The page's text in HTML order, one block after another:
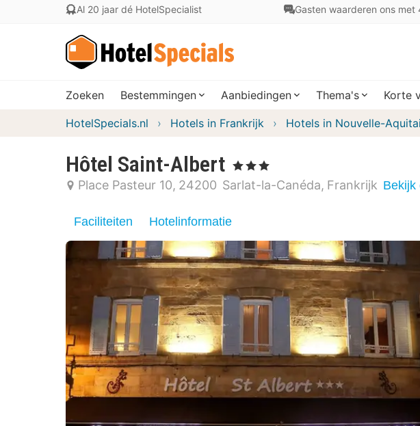
Al 20 jaar dé HotelSpecialist Gasten waarderen ons met
Zoeken Bestemmingen Aanbiedingen Thema's Korte
HotelSpecials.nl Hotels in Frankrijk Hotels in Nouvelle-
Hôtel Saint-Albert , 3 Sterren
Place Pasteur 10 24200 Sarlat-la-Canéda Frankrijk Bekijk
Faciliteiten Hotelinformatie